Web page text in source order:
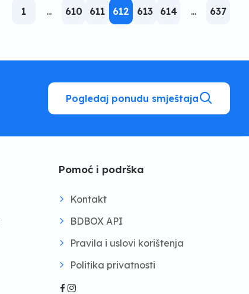
1 ... 610 611 612 613 614 ... 637
Pogledaj ponudu smještaja
Pomoć i podrška
Kontakt
BDBOX API
Pravila i uslovi korištenja
Politika privatnosti